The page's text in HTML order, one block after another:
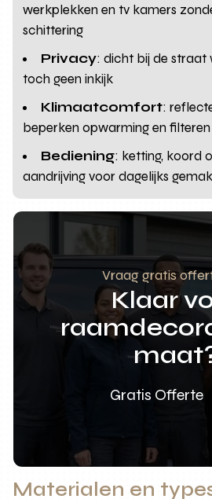
werkplekken en tv kamers
schittering
Privacy: dicht bij de straat
toch geen inkijk
Klimaatcomfort:
beperken opwarming en filteren
Bediening: ketting, koord
aandrijving voor dagelijks gemak
Vraag gratis
Klaar
Gratis Offerte
Materialen en